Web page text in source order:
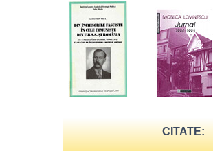
CITATE: